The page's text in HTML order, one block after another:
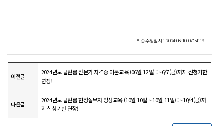
최종수정일시 : 2024-06-10 07:54:19
이전글
2024년도 클린룸 전문가 자격증 이론교육 (06월 12일) : ~6/7(금)까지 신청기한
연장!
다음글
2024년도 클린룸 현장실무자 양성교육 (10월 10일 ~ 10월 11일) : ~10/4(금)까
지 신청기한 연장!